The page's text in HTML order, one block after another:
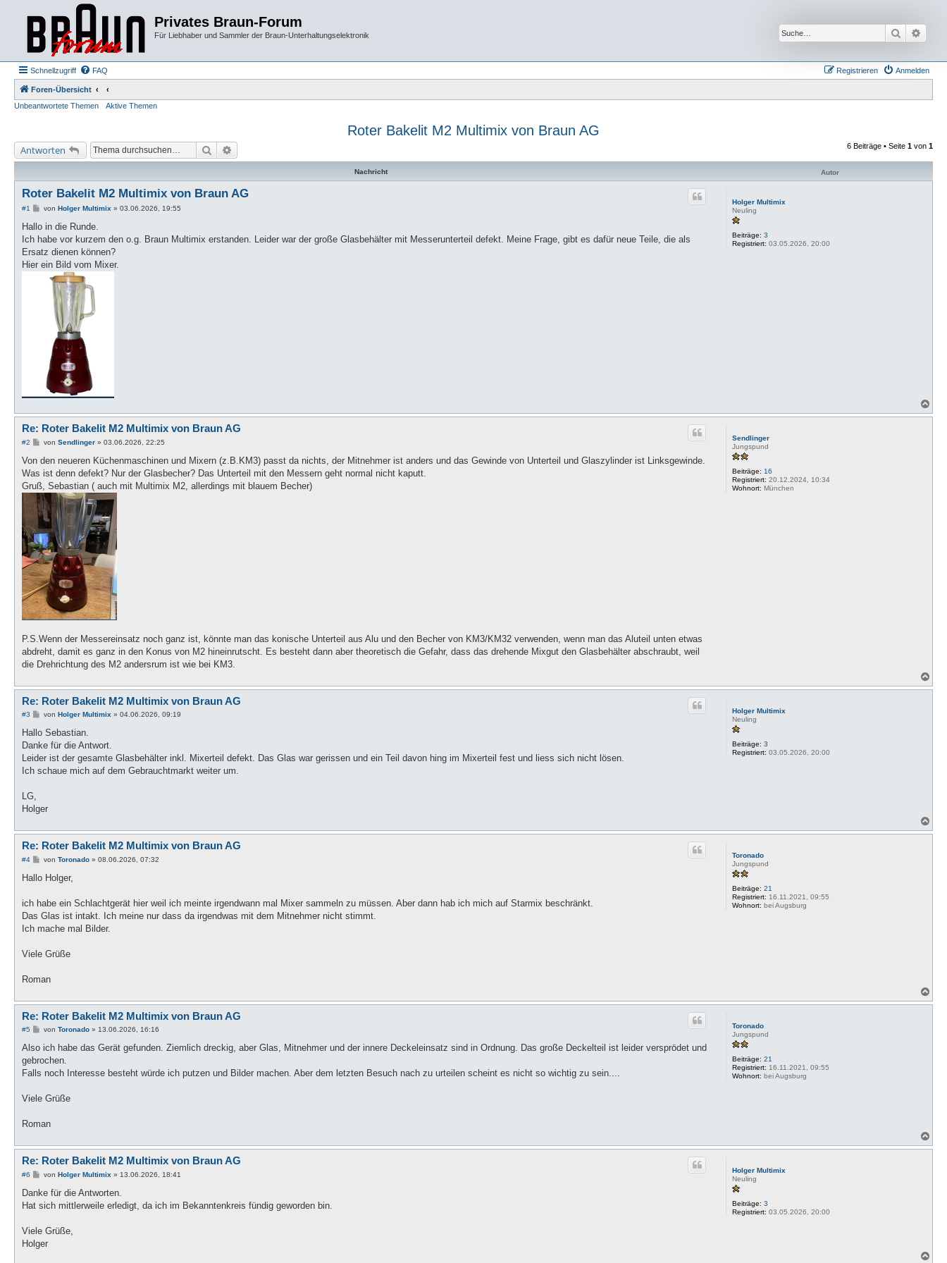
Privates Braun-Forum
Für Liebhaber und Sammler der Braun-Unterhaltungselektronik Suche
Schnellzugriff FAQ Anmelden
Registrieren
Foren-Übersicht
Unbeantwortete Themen
Aktive Themen
Roter Bakelit M2 Multimix von Braun AG
Antworten Suche 6 Beiträge • Seite 1 von 1
Nachricht Autor
Holger Multimix
Neuling
Beiträge: 3
Registriert: 03.05.2026, 20:00
Roter Bakelit M2 Multimix von Braun AG
#1
B
i
r
a
von Holger Multimix » 03.06.2026, 19:55
Hallo in die Runde.
Ich habe vor kurzem den o.g. Braun Multimix erstanden. Leider war der große Glasbehälter mit Messerunterteil defekt. Meine Frage, gibt es dafür neue Teile, die als
Ersatz dienen können?
Hier ein Bild vom Mixer.
a
Sendlinger
Jungspund
Beiträge: 16
Registriert: 20.12.2024, 10:34
Wohnort: München
Re: Roter Bakelit M2 Multimix von Braun AG
#2
B
i
a
g
von Sendlinger» 03.06.2026, 22:25
Von den neueren Küchenmaschinen und Mixern (z.B.KM3) passt da nichts, der Mitnehmer ist anders und das Gewinde von Unterteil und Glaszylinder ist Linksgewinde.
Was ist denn defekt? Nur der Glasbecher? Das Unterteil mit den Messern geht normal nicht kaputt.
Gruß, Sebastian ( auch mit Multimix M2, allerdings mit blauem Becher)
P.S.Wenn der Messereinsatz noch ganz ist, könnte man das konische Unterteil aus Alu und den Becher von KM3/KM32 verwenden, wenn man das Aluteil unten etwas
abdreht, damit es ganz in den Konus von M2 hineinrutscht. Es besteht dann aber theoretisch die Gefahr, dass das drehende Mixgut den Glasbehälter abschraubt, weil
die Drehrichtung des M2 andersrum ist wie bei KM3.
a
Holger Multimix
Neuling
Beiträge: 3
Registriert: 03.05.2026, 20:00
Re: Roter Bakelit M2 Multimix von Braun AG
#3
B
i
r
a
von Holger Multimix » 04.06.2026, 09:19
Hallo Sebastian.
Danke für die Antwort.
Leider ist der gesamte Glasbehälter inkl. Mixerteil defekt. Das Glas war gerissen und ein Teil davon hing im Mixerteil fest und liess sich nicht lösen.
Ich schaue mich auf dem Gebrauchtmarkt weiter um.
LG,
Holger
a
Toronado
Jungspund
Beiträge: 21
Registriert: 16.11.2021, 09:55
Wohnort: bei Augsburg
Re: Roter Bakelit M2 Multimix von Braun AG
#4
B
i
a
von Toronado» 08.06.2026, 07:32
Hallo Holger,
ich habe ein Schlachtgerät hier weil ich meinte irgendwann mal Mixer sammeln zu müssen. Aber dann hab ich mich auf Starmix beschränkt.
Das Glas ist intakt. Ich meine nur dass da irgendwas mit dem Mitnehmer nicht stimmt.
Ich mache mal Bilder.
Viele Grüße
Roman
a
Toronado
Jungspund
Beiträge: 21
Registriert: 16.11.2021, 09:55
Wohnort: bei Augsburg
Re: Roter Bakelit M2 Multimix von Braun AG
#5
B
r
a
von Toronado» 13.06.2026, 16:16
Also ich habe das Gerät gefunden. Ziemlich dreckig, aber Glas, Mitnehmer und der innere Deckeleinsatz sind in Ordnung. Das große Deckelteil ist leider versprödet und
gebrochen.
Falls noch Interesse besteht würde ich putzen und Bilder machen. Aber dem letzten Besuch nach zu urteilen scheint es nicht so wichtig zu sein....
Viele Grüße
Roman
a
Holger Multimix
Neuling
Beiträge: 3
Registriert: 03.05.2026, 20:00
Re: Roter Bakelit M2 Multimix von Braun AG
#6
B
i
r
von Holger Multimix » 13.06.2026, 18:41
Danke für die Antworten.
Hat sich mittlerweile erledigt, da ich im Bekanntenkreis fündig geworden bin.
Viele Grüße,
Holger